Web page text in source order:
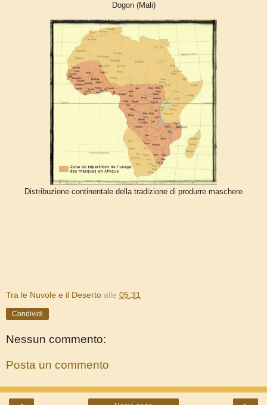
Dogon (Mali)
Distribuzione continentale della tradizione di produrre maschere
Tra le Nuvole e il Deserto alle 05:31
Condividi
Nessun commento:
Posta un commento